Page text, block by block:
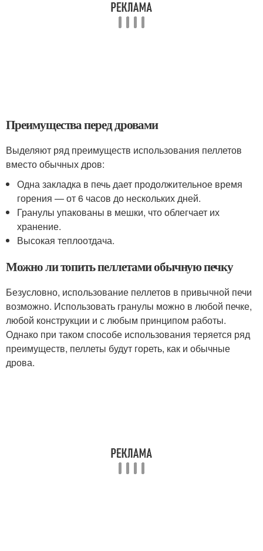
Преимущества перед дровами
Выделяют ряд преимуществ использования пеллетов
вместо обычных дров:
Одна закладка в печь дает продолжительное время
горения — от 6 часов до нескольких дней.
Гранулы упакованы в мешки, что облегчает их
хранение.
Высокая теплоотдача.
Можно ли топить пеллетами обычную печку
Безусловно, использование пеллетов в привычной печи
возможно. Использовать гранулы можно в любой печке,
любой конструкции и с любым принципом работы.
Однако при таком способе использования теряется ряд
преимуществ, пеллеты будут гореть, как и обычные
дрова.